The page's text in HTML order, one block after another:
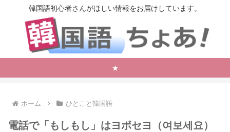
韓国語初心者さんがほしい情報をお届けしています。
★
ホーム ひとこと韓国語
電話で「もしもし」はヨボセヨ（여보세요）